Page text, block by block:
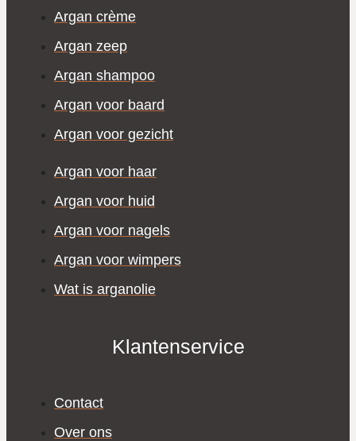
Argan crème
Argan zeep
Argan shampoo
Argan voor baard
Argan voor gezicht
Argan voor haar
Argan voor huid
Argan voor nagels
Argan voor wimpers
Wat is arganolie
Klantenservice
Contact
Over ons